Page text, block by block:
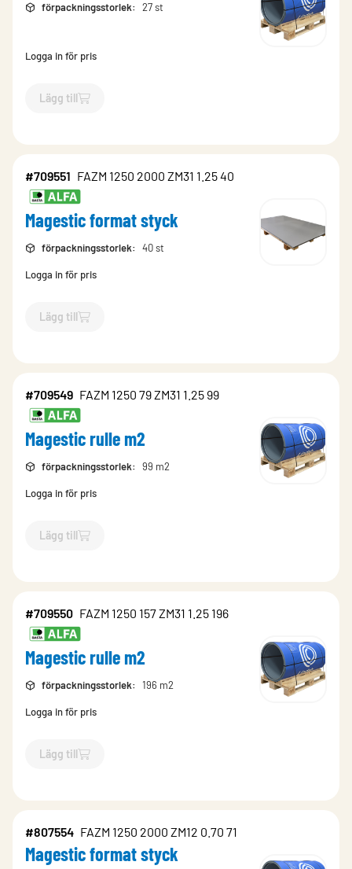
förpackningsstorlek: 27 st
Logga in för pris
Lägg till
`$Lägg till
#709551 FAZM 1250 2000 ZM31 1.25 40
Magestic format styck
förpackningsstorlek: 40 st
Logga in för pris
Lägg till
`$Lägg till
#709549 FAZM 1250 79 ZM31 1.25 99
Magestic rulle m2
förpackningsstorlek: 99 m2
Logga in för pris
Lägg till
`$Lägg till
#709550 FAZM 1250 157 ZM31 1.25 196
Magestic rulle m2
förpackningsstorlek: 196 m2
Logga in för pris
Lägg till
`$Lägg till
#807554 FAZM 1250 2000 ZM12 0.70 71
Magestic format styck